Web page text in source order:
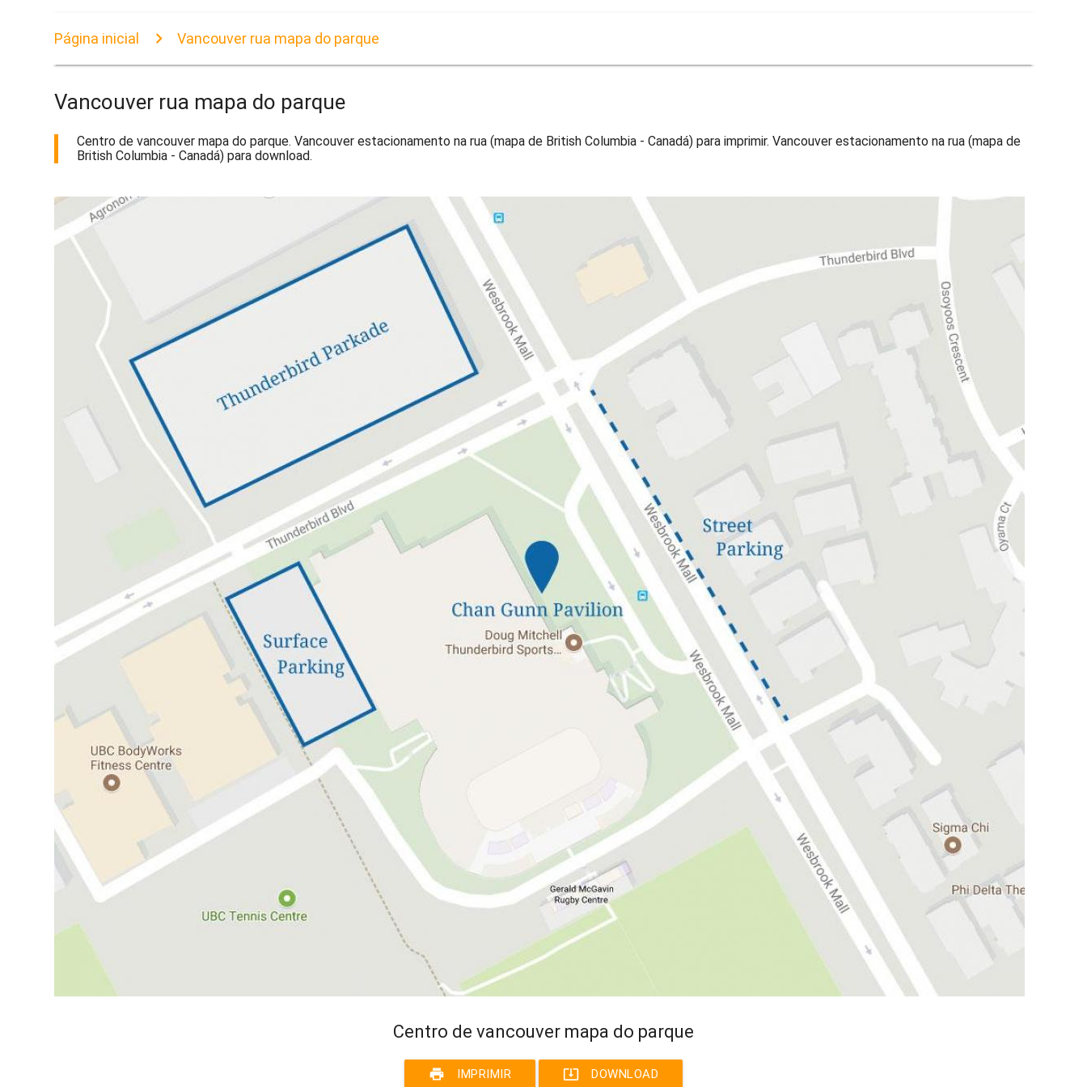
Página inicial Vancouver rua mapa do parque
Vancouver rua mapa do parque
Centro de vancouver mapa do parque. Vancouver estacionamento na rua (mapa de British Columbia - Canadá) para imprimir. Vancouver estacionamento na rua (mapa de
British Columbia - Canadá) para download.
Centro de vancouver mapa do parque
print IMPRIMIR system_update_alt DOWNLOAD